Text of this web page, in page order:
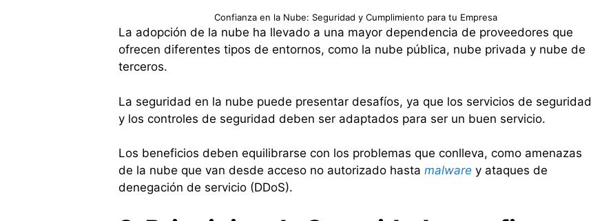
Confianza en la Nube: Seguridad y Cumplimiento para tu Empresa
La adopción de la nube ha llevado a una mayor dependencia de proveedores que
ofrecen diferentes tipos de entornos, como la nube pública, nube privada y nube de
terceros.
La seguridad en la nube puede presentar desafíos, ya que los servicios de seguridad
y los controles de seguridad deben ser adaptados para ser un buen servicio.
Los beneficios deben equilibrarse con los problemas que conlleva, como amenazas
de la nube que van desde acceso no autorizado hasta malware y ataques de
denegación de servicio (DDoS).